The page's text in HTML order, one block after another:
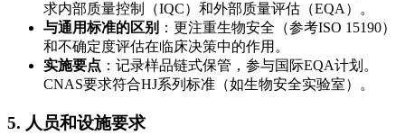
求内部质量控制（IQC）和外部质量评估（EQA）。
与通用标准的区别 ：更注重生物安全（参考ISO 15190）
和不确定度评估在临床决策中的作用。
实施要点 ：记录样品链式保管，参与国际EQA计划。
CNAS要求符合HJ系列标准（如生物安全实验室）。
5. 人员和设施要求